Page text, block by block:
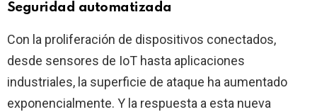
Seguridad automatizada
Con la proliferación de dispositivos conectados,
desde sensores de IoT hasta aplicaciones
industriales, la superficie de ataque ha aumentado
exponencialmente. Y la respuesta a esta nueva